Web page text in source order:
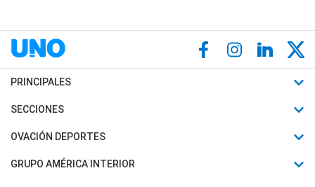
PRINCIPALES
Últimas Noticias
Política
SECCIONES
Horóscopo
Motores
OVACIÓN DEPORTES
Fútbol
GRUPO AMÉRICA INTERIOR